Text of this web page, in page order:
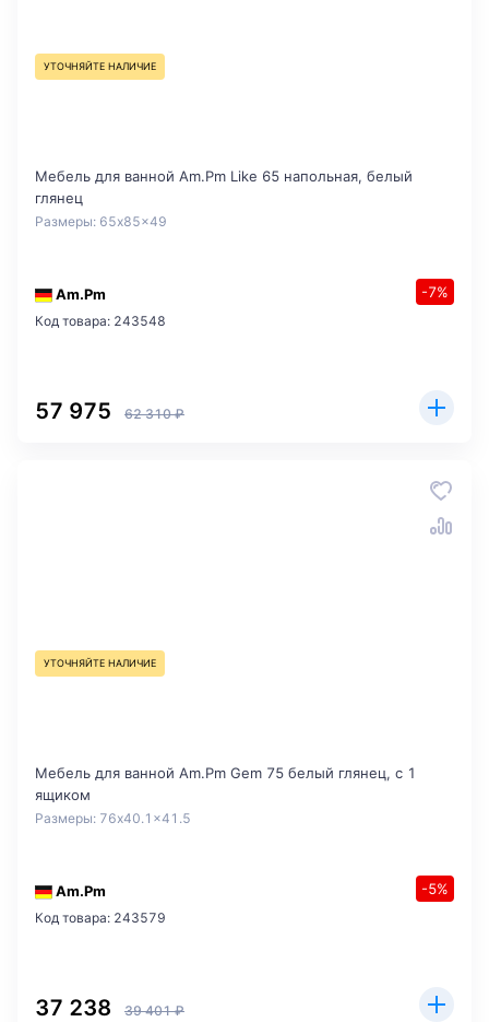
УТОЧНЯЙТЕ НАЛИЧИЕ
Мебель для ванной Am.Pm Like 65 напольная, белый
глянец
Размеры: 65x85x49
Am.Pm -7%
Код товара: 243548
57 975 62 310 ₽
УТОЧНЯЙТЕ НАЛИЧИЕ
Мебель для ванной Am.Pm Gem 75 белый глянец, с 1
ящиком
Размеры: 76x40.1x41.5
Am.Pm -5%
Код товара: 243579
37 238 39 401 ₽